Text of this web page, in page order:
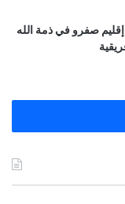
إقليم صفرو في ذمة الله